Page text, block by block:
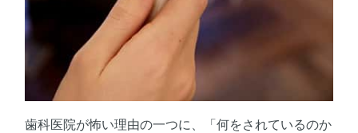
歯科医院が怖い理由の一つに、「何をされているのか